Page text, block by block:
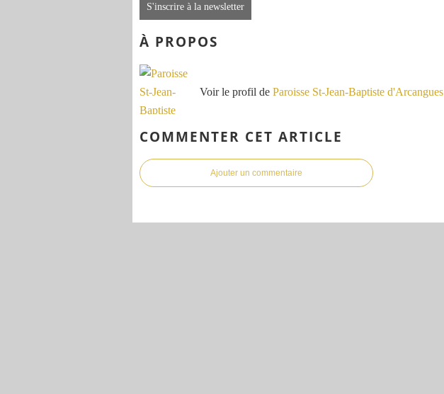
S'inscrire à la newsletter
À PROPOS
Voir le profil de Paroisse St-Jean-Baptiste d'Arcangues
COMMENTER CET ARTICLE
Ajouter un commentaire